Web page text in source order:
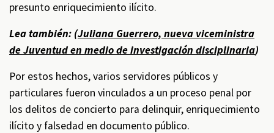
presunto enriquecimiento ilícito.
Lea también: (Juliana Guerrero, nueva viceministra
de Juventud en medio de investigación disciplinaria)
Por estos hechos, varios servidores públicos y
particulares fueron vinculados a un proceso penal por
los delitos de concierto para delinquir, enriquecimiento
ilícito y falsedad en documento público.